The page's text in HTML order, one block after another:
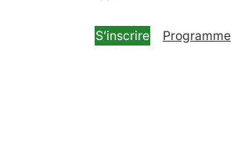
S’inscrire Programme